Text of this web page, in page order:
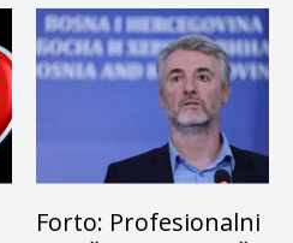
Forto: Profesionalni